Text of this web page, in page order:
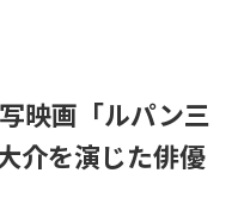
映画「ルパン三
介を演じた俳優